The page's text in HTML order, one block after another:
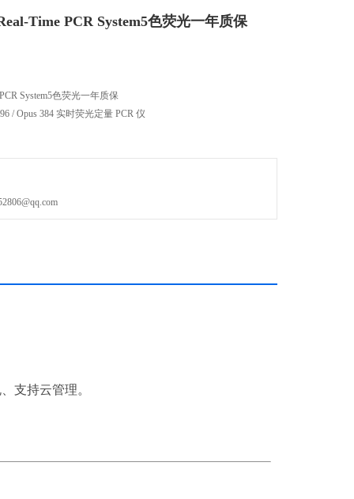
Time PCR System5色荧光一年质保
System5色荧光一年质保
/ Opus 384 实时荧光定量 PCR 仪
支持云管理。